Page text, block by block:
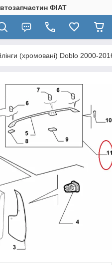
ФІАТ
(хромовані) Doblo 2000-